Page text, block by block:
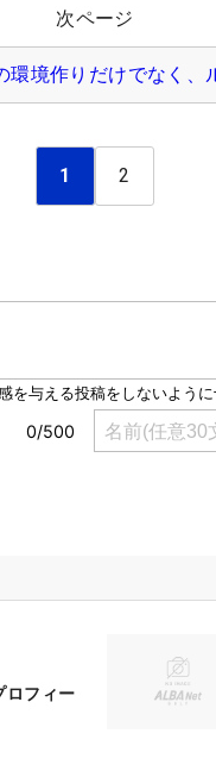
次ページ
環境作りだけでなく、
1 2
ロフィー